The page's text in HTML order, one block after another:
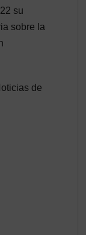
su
sobre la
de